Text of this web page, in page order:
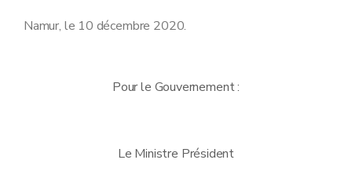
Namur, le 10 décembre 2020.
Pour le Gouvernement :
Le Ministre Président